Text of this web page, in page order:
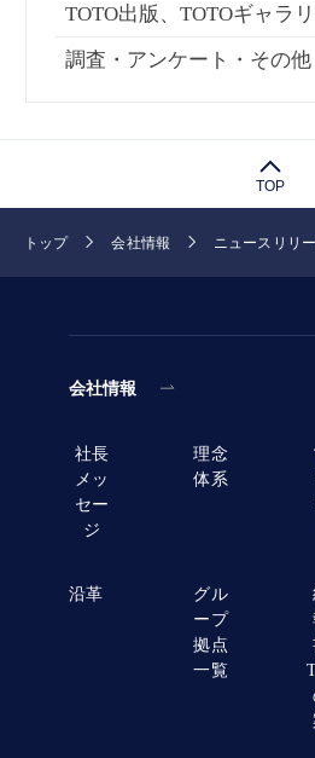
TOTO出版、TOTOギャラ
調査・アンケート・その他
TOP
トップ 会社情報 ニュースリリ
会社情報
社長
メッ
セー
ジ
理念
体系
沿革
グル
ープ
拠点
一覧